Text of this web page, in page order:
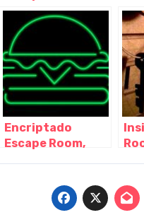
Murcia, Murcia –
Murcia
Encriptado
Escape Room,